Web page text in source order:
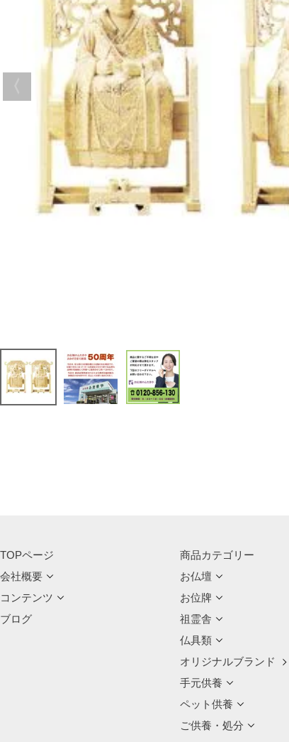
TOPページ
会社概要
コンテンツ
ブログ
商品カテゴリー
お仏壇
お位牌
祖霊舎
仏具類
オリジナルブランド
手元供養
ペット供養
ご供養・処分